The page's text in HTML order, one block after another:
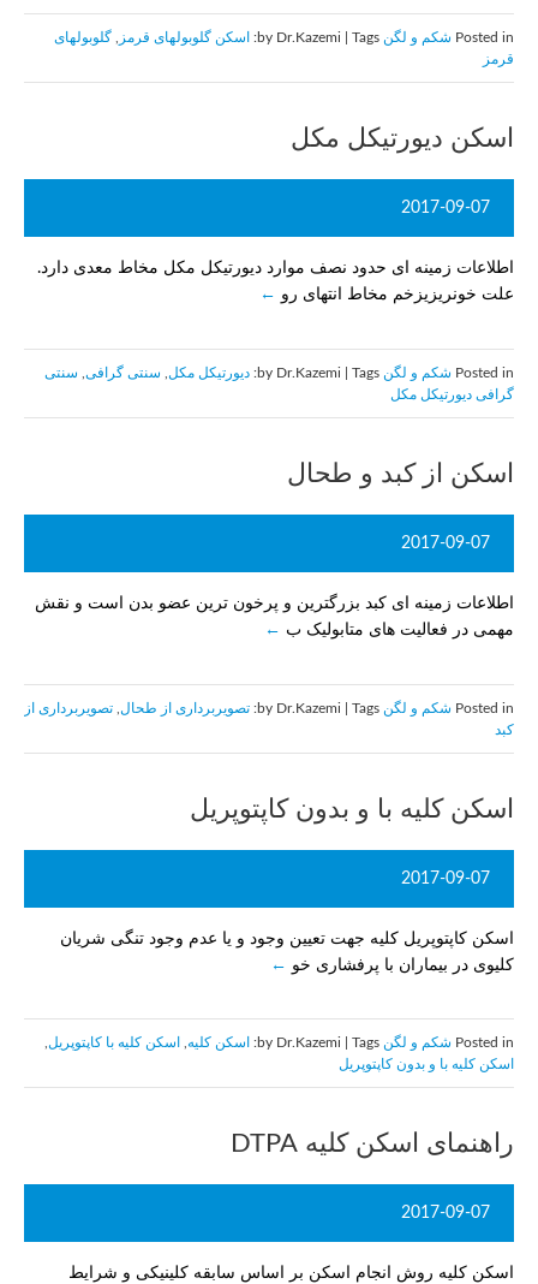
Posted in شکم و لگن اسکن گلوبولهای قرمز
گلوبولهای
قرمز
اسکن دیورتیکل مکل
2017-09-07
اطلاعات زمینه ای حدود نصف موارد دیورتیکل مکل مخاط معدی دارد.
علت خونریزیزخم مخاط انتهای رو
Posted in شکم و لگن ديورتيكل مكل سنتی گرافی سنتی
گرافی ديورتيكل مكل
اسکن از کبد و طحال
2017-09-07
اطلاعات زمینه ای کبد بزرگترین و پرخون ترین عضو بدن است و نقش
مهمی در فعالیت های متابولیک ب
Posted in شکم و لگن تصويربرداری از طحال تصويربرداری از
كبد
اسکن کلیه با و بدون کاپتوپریل
2017-09-07
اسکن کاپتوپریل کلیه جهت تعیین وجود و یا عدم وجود تنگی شریان
کلیوی در بیماران با پرفشاری خو
Posted in شکم و لگن اسکن کلیه اسکن کلیه با کاپتوپریل
اسکن کلیه با و بدون کاپتوپریل
راهنمای اسکن کلیه DTPA
2017-09-07
اسکن کلیه روش انجام اسکن بر اساس سابقه کلینیکی و شرایط